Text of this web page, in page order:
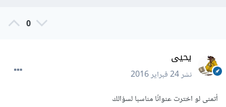
0
يحيى
نشر24 فبراير 2016
أتمنى لو اخترت عنوانًا مناسبا لسؤالك